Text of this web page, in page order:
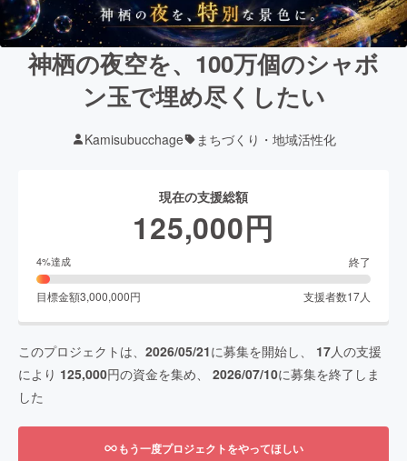
神栖の夜空を、100万個のシャボ
ン玉で埋め尽くしたい
Kamisubucchage まちづくり・地域活性化
現在の支援総額
125,000円
4%達成 終了
目標金額3,000,000円 支援者数17人
このプロジェクトは、 2026/05/21に募集を開始し、 17人の支援
により 125,000円の資金を集め、 2026/07/10に募集を終了しま
した
もう一度プロジェクトをやってほしい